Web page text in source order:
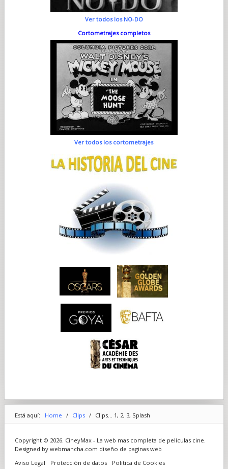
Ver todos los NO-DO
Cortometrajes completos
Ver todos los cortometrajes
Está aquí: Home / Clips / Clips... 1, 2, 3, Splash
Copyright © 2026. CineyMax - La web mas completa de películas cine.
Designed by webmancha.com diseño de paginas web
Aviso Legal
Protección de datos Politica de Cookies